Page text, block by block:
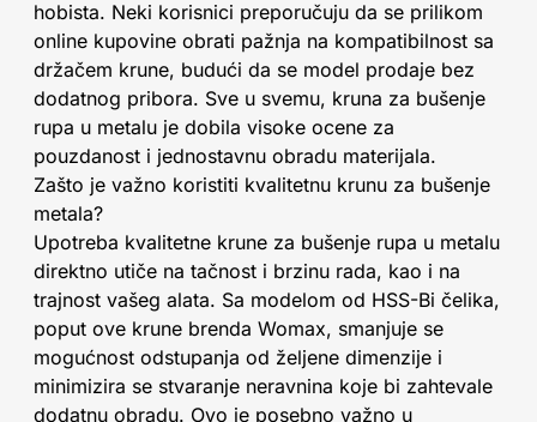
hobista. Neki korisnici preporučuju da se prilikom
online kupovine obrati pažnja na kompatibilnost sa
držačem krune, budući da se model prodaje bez
dodatnog pribora. Sve u svemu, kruna za bušenje
rupa u metalu je dobila visoke ocene za
pouzdanost i jednostavnu obradu materijala.
Zašto je važno koristiti kvalitetnu krunu za bušenje
metala?
Upotreba kvalitetne krune za bušenje rupa u metalu
direktno utiče na tačnost i brzinu rada, kao i na
trajnost vašeg alata. Sa modelom od HSS-Bi čelika,
poput ove krune brenda Womax, smanjuje se
mogućnost odstupanja od željene dimenzije i
minimizira se stvaranje neravnina koje bi zahtevale
dodatnu obradu. Ovo je posebno važno u